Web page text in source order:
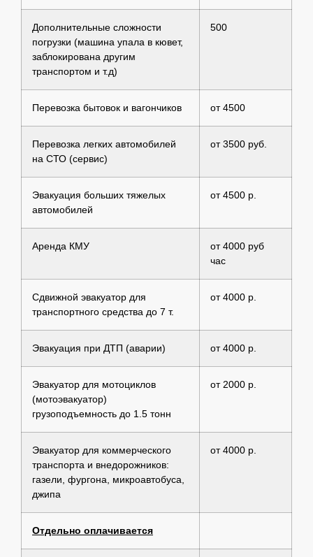
Дополнительные сложности
погрузки (машина упала в кювет,
заблокирована другим
транспортом и т.д)
500
Перевозка бытовок и вагончиков от 4500
Перевозка легких автомобилей
на СТО (сервис)
от 3500 руб.
Эвакуация больших тяжелых
автомобилей
от 4500 р.
Аренда КМУ
от 4000 руб
час
Сдвижной эвакуатор для
транспортного средства до 7 т.
от 4000 р.
Эвакуация при ДТП (аварии) от 4000 р.
Эвакуатор для мотоциклов
(мотоэвакуатор)
грузоподъемность до 1.5 тонн
от 2000 р.
Эвакуатор для коммерческого
транспорта и внедорожников:
газели, фургона, микроавтобуса,
джипа
от 4000 р.
Отдельно оплачивается